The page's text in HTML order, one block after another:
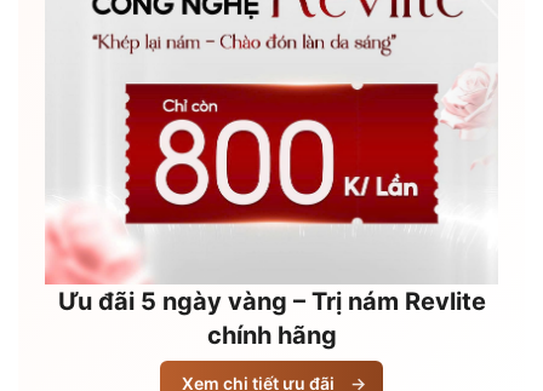
Ưu đãi 5 ngày vàng – Trị nám Revlite
chính hãng
Xem chi tiết ưu đãi →